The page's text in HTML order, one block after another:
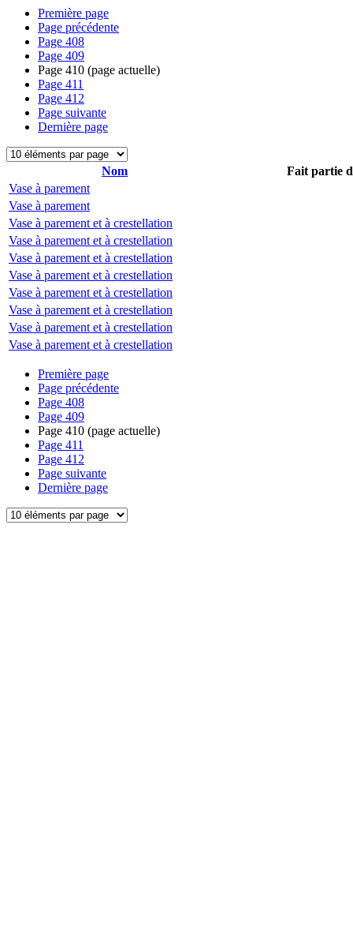
Première page
Page précédente
Page 408
Page 409
Page 410 (page actuelle)
Page 411
Page 412
Page suivante
Dernière page
Nom
Fait partie
Vase à parement
Vase à parement
Vase à parement et à crestellation
Vase à parement et à crestellation
Vase à parement et à crestellation
Vase à parement et à crestellation
Vase à parement et à crestellation
Vase à parement et à crestellation
Vase à parement et à crestellation
Vase à parement et à crestellation
Première page
Page précédente
Page 408
Page 409
Page 410 (page actuelle)
Page 411
Page 412
Page suivante
Dernière page